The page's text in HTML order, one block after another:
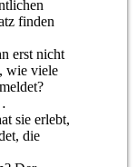
finden
erst nicht
wie viele
sie erlebt,
die